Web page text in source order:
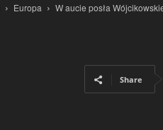
Europa W aucie posła
Share